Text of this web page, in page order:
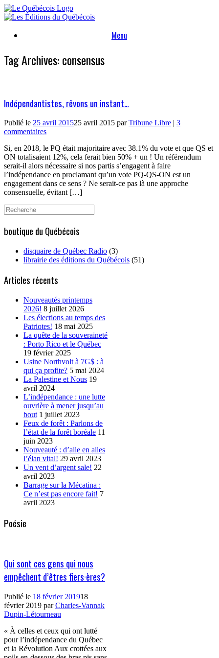
Skip
to
Menu
Tag Archives:consensus
Indépendantistes, rêvons un instant…
Publié le 25 avril 201525 avril 2015 parTribune Libre | 3
commentaires
Si, en 2018, le PQ était majoritaire avec 38.1% du vote et que QS et
ON totalisaient 12%, cela ferait bien 50% + un ! Un référendum
serait-il alors nécessaire si nos partis s’engagent à faire
l’indépendance en proclamant qu’un vote PQ-QS-ON est un
engagement dans ce sens ? Ne serait-ce pas là une approche
consensuelle, évitant […]
Search
for:
boutique du Québécois
disquaire de Québec Radio (3)
librairie des éditions du Québécois (51)
Articles récents
Nouveautés printemps
2026! 8 juillet 2026
Les élections au temps des
Patriotes! 18 mai 2025
La quête de la souveraineté
: Porto Rico et le Québec
19 février 2025
Usine Northvolt à 7G$ : à
qui ça profite? 5 mai 2024
La Palestine et Nous 19
avril 2024
L’indépendance : une lutte
ouvrière à mener jusqu’au
bout 1 juillet 2023
Feux de forêt : Parlons de
l’état de la forêt boréale 11
juin 2023
Nouveauté : d’aile en ailes
l’élan vital! 29 avril 2023
Un vent d’argent sale! 22
avril 2023
Barrage sur la Mécatina :
Ce n’est pas encore fait! 7
avril 2023
Poésie
Qui sont ces gens qui nous
empêchent d’êtres fiers·ères?
Publié le 18 février 201918
février 2019 parCharles-Vannak
Dupin-Létourneau
« À celles et ceux qui ont lutté
pour l’indépendance du Québec
et la Révolution Aux crottées aux